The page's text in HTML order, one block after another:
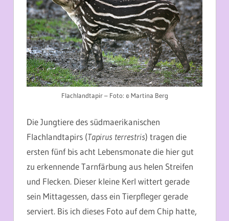
Flachlandtapir – Foto: © Martina Berg
Die Jungtiere des südmaerikanischen
Flachlandtapirs (Tapirus terrestris) tragen die
ersten fünf bis acht Lebensmonate die hier gut
zu erkennende Tarnfärbung aus helen Streifen
und Flecken. Dieser kleine Kerl wittert gerade
sein Mittagessen, dass ein Tierpfleger gerade
serviert. Bis ich dieses Foto auf dem Chip hatte,